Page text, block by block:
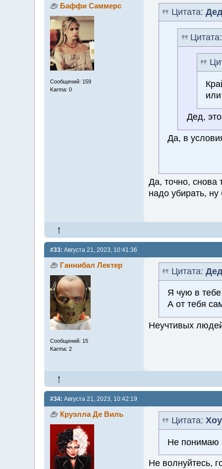
Баффи Саммерс
Сообщений: 159
Karma: 0
Цитата:
Дед,
Да, в
Да, точно,
надо убирать,
#33: Августа 21, 2023, 10:41:36
Ганнибал Лектер
Сообщений: 15
Karma: 2
Цитата:
Я чую в
А от тебя
Неучтивых
#34: Августа 21, 2023, 10:42:19
Круэлла Де Виль
Цитата:
Не понимаю
Не волнуйтесь,